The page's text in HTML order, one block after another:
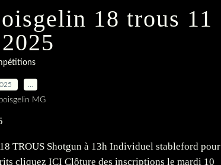
18 trous 11
MG
TROUS Shotgun à 13h Individuel stableford pour
cliquez ICI Clôture des inscriptions le mardi 10